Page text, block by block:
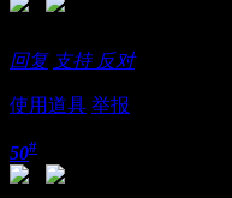
回复 支持 反对
使用道具 举报
50#